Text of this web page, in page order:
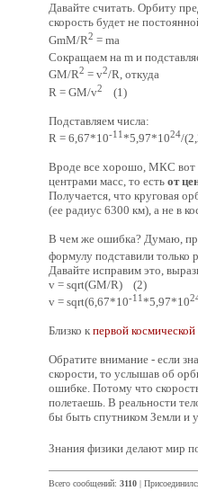
Давайте считать. Орбиту
скорость будет не
GmM/R2 = ma
Сокращаем на m и
GM/R2 = v2/R, откуда
R = GM/v2 (1)
Подставляем числа:
R = 6,67*10-11*5,97*1024/
Вроде все хорошо, МКС вот
центрами масс, то есть от
Получается, что круговая
(ее радиус 6300 км), а не в
В чем же ошибка? Думаю,
формулу подставили только
Давайте исправим это,
v = sqrt(GM/R) (2)
v = sqrt(6,67*10-11*5,97*10
Близко к первой космической
Обратите внимание - если
скорости, то услышав об
ошибке. Потому что
полетаешь. В реальности
бы быть спутником Земли и
Знания физики делают мир
Всего сообщений: 3110 |